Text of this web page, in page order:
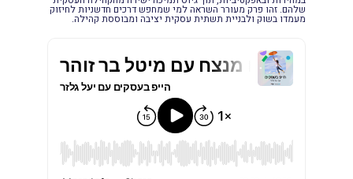
שלהם. זהו פרק מעורר השראה למי שמחפש דרכים חדשניות לחיזוק
מעמדו בשוק ולבניית תשתית עסקית יציבה ומבוססת קהילה.